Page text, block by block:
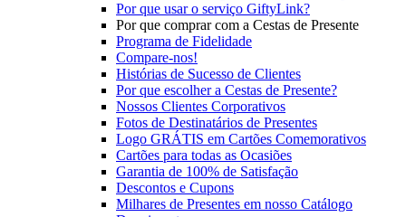
Por que usar o serviço GiftyLink?
Por que comprar com a Cestas de Presente
Programa de Fidelidade
Compare-nos!
Histórias de Sucesso de Clientes
Por que escolher a Cestas de Presente?
Nossos Clientes Corporativos
Fotos de Destinatários de Presentes
Logo GRÁTIS em Cartões Comemorativos
Cartões para todas as Ocasiões
Garantia de 100% de Satisfação
Descontos e Cupons
Milhares de Presentes em nosso Catálogo